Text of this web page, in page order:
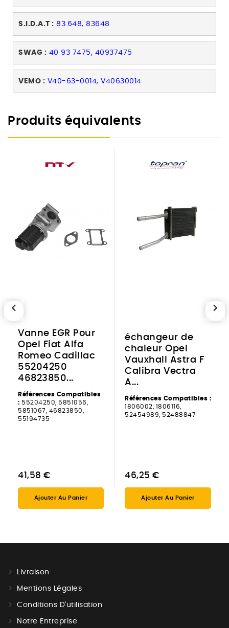
S.I.D.A.T : 83.648, 83648
SWAG : 40 93 7475, 40937475
VEMO : V40-63-0014, V40630014
Produits équivalents
Vanne EGR Pour
Opel Fiat Alfa
Romeo Cadillac
55204250
46823850...
Références Compatibles
: 55204250, 5851056,
5851067, 46823850,
55194735
41,58 €
Ajouter Au Panier
échangeur de
chaleur Opel
Vauxhall Astra F
Calibra Vectra
A...
Références Compatibles :
1806002, 1806116,
52454989, 52488847
46,25 €
Ajouter Au Panier
chevron_left chevron_right
Livraison
Mentions Légales
Conditions D'utilisation
Notre Entreprise